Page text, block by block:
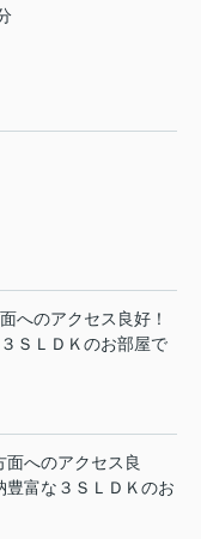
へのアクセス良好！
ＳＬＤＫのお部屋で
面へのアクセス良
豊富な３ＳＬＤＫのお